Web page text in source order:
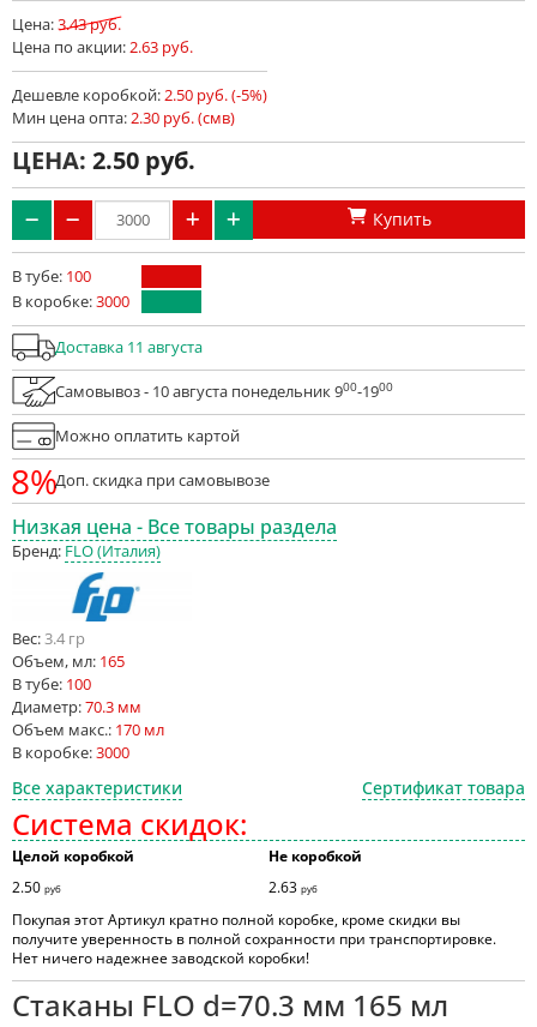
Цена:3.43 руб.
Цена по акции:2.63 руб.
Дешевле коробкой:2.50 руб. (-5%)
Мин цена опта:2.30 руб. (смв)
ЦЕНА: 2.50
Купить
В тубе: 100
В коробке:3000
Доставка 11 августа
Самовывоз - 10 августа понедельник 900-1900
Можно оплатить картой
8%Доп. скидка при самовывозе
Низкая цена - Все товары раздела
Бренд: FLO (Италия)
Вес: 3.4 гр
Объем, мл: 165
В тубе: 100
Диаметр:70.3 мм
Объем макс.: 170 мл
В коробке:3000
Все характеристики Сертификат товара
Система скидок:
Целой коробкой
2.50 руб
Не коробкой
2.63 руб
Покупая этот Артикул кратно полной коробке, кроме скидки вы
получите уверенность в полной сохранности при транспортировке.
Нет ничего надежнее заводской коробки!
Стаканы FLO d=70.3 мм 165 мл